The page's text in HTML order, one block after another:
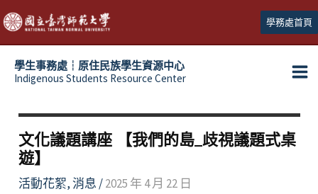
跳
至
主
學務處首頁
學生事務處┆原住民族學生資源中心
Indigenous Students Resource Center
文化議題講座 【我們的島_歧視議題式桌
遊】
活動花絮,消息 /2025 年 4 月 22 日